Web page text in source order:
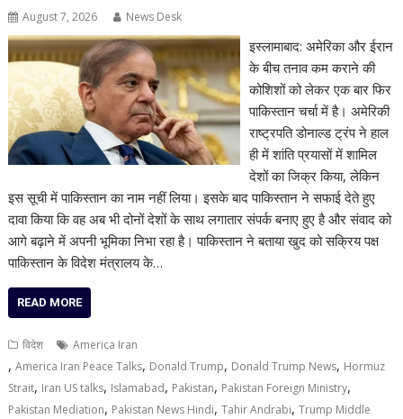
August 7, 2026 News Desk
इस्लामाबाद: अमेरिका और ईरान
के बीच तनाव कम कराने की
कोशिशों को लेकर एक बार फिर
पाकिस्तान चर्चा में है। अमेरिकी
राष्ट्रपति डोनाल्ड ट्रंप ने हाल
ही में शांति प्रयासों में शामिल
देशों का जिक्र किया, लेकिन
इस सूची में पाकिस्तान का नाम नहीं लिया। इसके बाद पाकिस्तान ने सफाई देते हुए
दावा किया कि वह अब भी दोनों देशों के साथ लगातार संपर्क बनाए हुए है और संवाद को
आगे बढ़ाने में अपनी भूमिका निभा रहा है। पाकिस्तान ने बताया खुद को सक्रिय पक्ष
पाकिस्तान के विदेश मंत्रालय के…
READ MORE
विदेश America Iran
,America Iran Peace Talks, Donald Trump, Donald Trump News, Hormuz
Strait, Iran US talks, Islamabad, Pakistan, Pakistan Foreign Ministry,
Pakistan Mediation, Pakistan News Hindi,Tahir Andrabi,Trump Middle